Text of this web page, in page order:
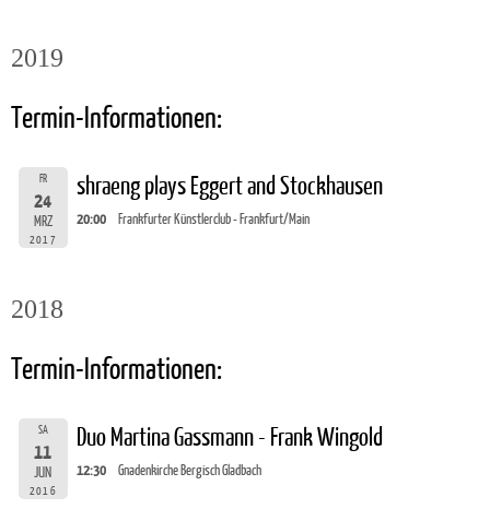
2019
Termin-Informationen:
FR
24
MRZ
2017
shraeng plays Eggert and Stockhausen
20:00 Frankfurter Künstlerclub - Frankfurt/Main
2018
Termin-Informationen:
SA
11
JUN
2016
Duo Martina Gassmann - Frank Wingold
12:30 Gnadenkirche Bergisch Gladbach